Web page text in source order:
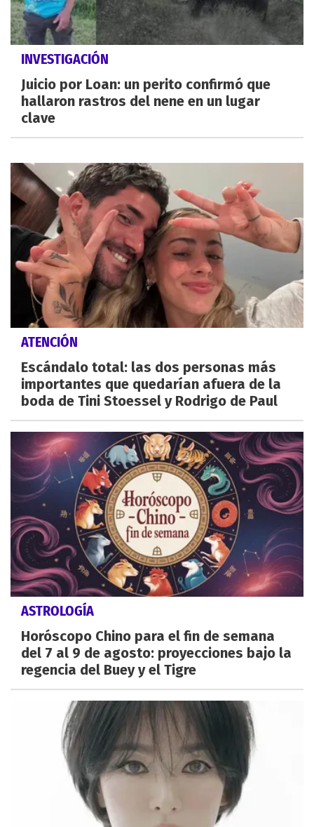
INVESTIGACIÓN
Juicio por Loan: un perito confirmó que
hallaron rastros del nene en un lugar
clave
ATENCIÓN
Escándalo total: las dos personas más
importantes que quedarían afuera de la
boda de Tini Stoessel y Rodrigo de Paul
ASTROLOGÍA
Horóscopo Chino para el fin de semana
del 7 al 9 de agosto: proyecciones bajo la
regencia del Buey y el Tigre